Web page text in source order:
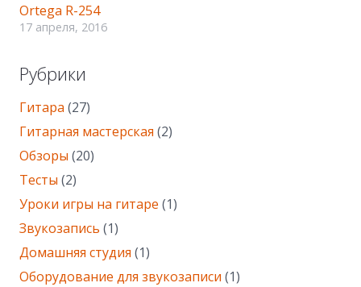
Ortega R-254
17 апреля, 2016
Рубрики
Гитара (27)
Гитарная мастерская (2)
Обзоры (20)
Тесты (2)
Уроки игры на гитаре (1)
Звукозапись (1)
Домашняя студия (1)
Оборудование для звукозаписи (1)